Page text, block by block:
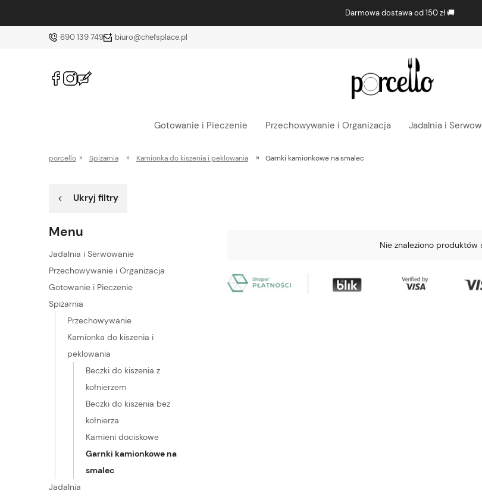
690 139 749 biuro@chefsplace.pl
Gotowanie i Pieczenie Przechowywanie i Organizacja Jadalnia i
porcello » Spiżarnia » Kamionka do kiszenia i peklowania » Garnki kamionkowe na smalec
Ukryj filtry
Menu
Jadalnia i Serwowanie
Przechowywanie i Organizacja
Gotowanie i Pieczenie
Spiżarnia
Przechowywanie
Kamionka do kiszenia i
peklowania
Beczki do kiszenia z
kołnierzem
Beczki do kiszenia bez
kołnierza
Kamieni dociskowe
Garnki kamionkowe na
smalec
Jadalnia
Nie znaleziono produktów